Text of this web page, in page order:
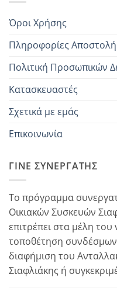
Όροι Χρήσης
Πληροφορίες
Πολιτική Προσωπικών
Κατασκευαστές
Σχετικά με εμάς
Επικοινωνία
ΓΊΝΕ ΣΥΝΕΡΓΆΤΗΣ
Το πρόγραμμα
Οικιακών Συσκευών
επιτρέπει στα μέλη
τοποθέτηση συνδέσμων
διαφήμιση του
Σιαφλιάκης ή